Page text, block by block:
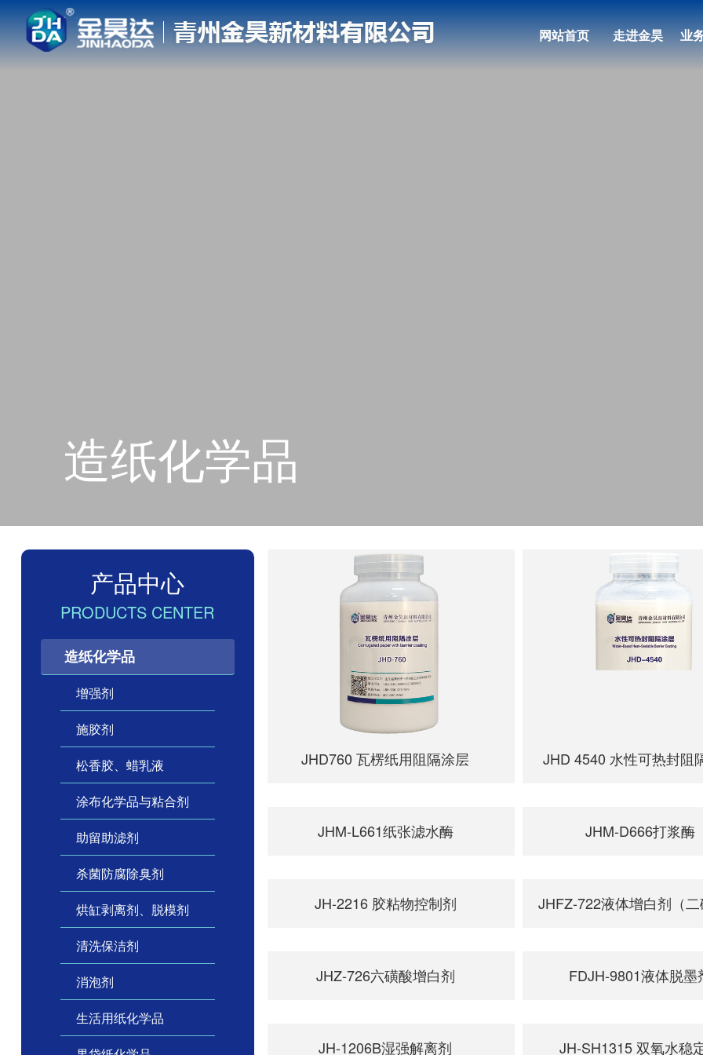
网站首页 走进金昊 业
造纸化学品
产品中心
PRODUCTS CENTER
造纸化学品
增强剂
施胶剂
松香胶、蜡乳液
涂布化学品与粘合剂
助留助滤剂
杀菌防腐除臭剂
烘缸剥离剂、脱模剂
清洗保洁剂
消泡剂
生活用纸化学品
JHD760 瓦楞纸用阻隔涂层 JHD 4540 水性可热封阻
JHM-L661纸张滤水酶 JHM-D666打浆酶
JH-2216 胶粘物控制剂 JHFZ-722液体增白剂（
JHZ-726六磺酸增白剂 FDJH-9801液体脱墨
JH-1206B湿强解离剂 JH-SH1315 双氧水稳